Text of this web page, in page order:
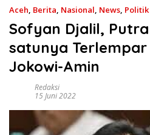
Aceh, Berita, Nasional, News, Politik
Sofyan Djalil,
satunya
Jokowi-Amin
Redaksi
15 Juni 2022